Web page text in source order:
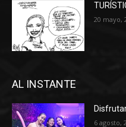
20 mayo,
AL INSTANTE
6 agosto,